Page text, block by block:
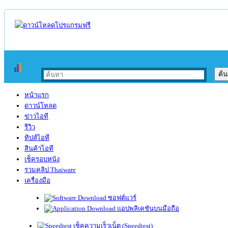
หน้าแรก
ดาวน์โหลด
ข่าวไอที
รีวิว
ทิปส์ไอที
สินค้าไอที
เช็ครอบหนัง
รวมคลิป Thaiware
เครื่องมือ
ซอฟต์แวร์
แอปพลิเคชันบนมือถือ
เช็คความเร็วเน็ต (Speedtest)